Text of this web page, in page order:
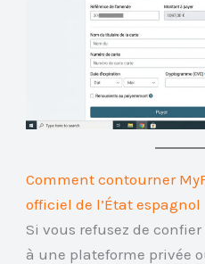
Comment contourner
officiel de l’État espagnol
Si vous refusez de
à une plateforme privée